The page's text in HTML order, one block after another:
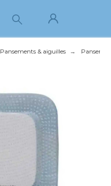
Pansements & aiguilles